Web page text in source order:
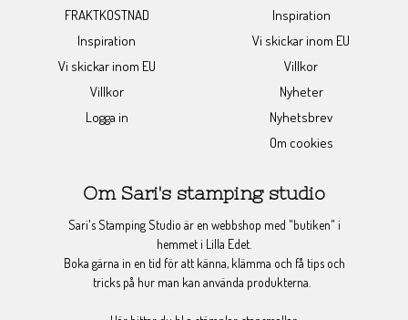
FRAKTKOSTNAD
Inspiration
Vi skickar inom EU
Villkor
Logga in
Inspiration
Vi skickar inom EU
Villkor
Nyheter
Nyhetsbrev
Om cookies
Om Sari's stamping studio
Sari's Stamping Studio är en webbshop med "butiken" i
hemmet i Lilla Edet.
Boka gärna in en tid för att känna, klämma och få tips och
tricks på hur man kan använda produkterna.